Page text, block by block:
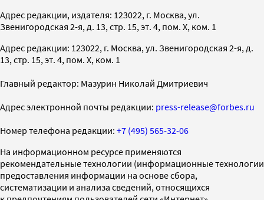
Адрес редакции, издателя: 123022, г. Москва, ул.
Звенигородская 2-я, д. 13, стр. 15, эт. 4, пом. X, ком. 1
Адрес редакции: 123022, г. Москва, ул. Звенигородская 2-я, д.
13, стр. 15, эт. 4, пом. X, ком. 1
Главный редактор: Мазурин Николай Дмитриевич
Адрес электронной почты редакции: press-release@forbes.ru
Номер телефона редакции: +7 (495) 565-32-06
На информационном ресурсе применяются
рекомендательные технологии (информационные технологии
предоставления информации на основе сбора,
систематизации и анализа сведений, относящихся